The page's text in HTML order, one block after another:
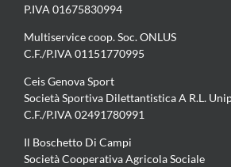
P.IVA 01675830994
Multiservice coop. Soc. ONLUS
C.F./P.IVA 01151770995
Ceis Genova Sport
Società Sportiva Dilettantistica A R.L.
C.F./P.IVA 02491780991
Il Boschetto Di Campi
Società Cooperativa Agricola Sociale